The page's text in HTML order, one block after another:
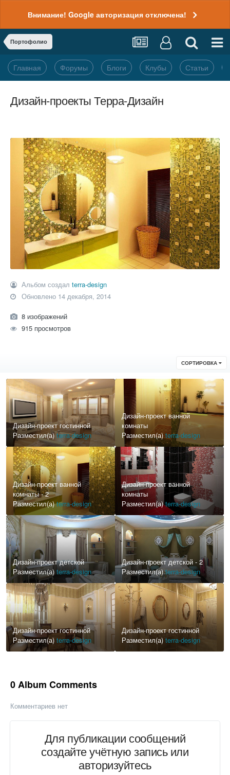
Внимание! Google авторизация отключена!
Портофолио
Главная Форумы Блоги Клубы Статьи
Дизайн-проекты Терра-Дизайн
Альбом создалterra-design
Обновлено 14 декабря, 2014
8 изображений
915 просмотров
СОРТИРОВКА
Дизайн-проект гостинной
Разместил(а)terra-design
Дизайн-проект ванной
комнаты
Разместил(а)terra-design
Дизайн-проект ванной
комнаты - 2
Разместил(а)terra-design
Дизайн-проект ванной
комнаты
Разместил(а)terra-design
Дизайн-проект детской
Разместил(а) terra-design
Дизайн-проект детской - 2
Разместил(а)terra-design
Дизайн-проект гостинной
Разместил(а) terra-design
Дизайн-проект гостинной
Разместил(а)terra-design
0 Album Comments
Комментариев нет
Для публикации сообщений
создайте учётную запись или
авторизуйтесь